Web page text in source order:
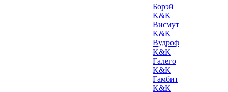
Борэй
K&K
Висмут
K&K
Вудроф
K&K
Галего
K&K
Гамбит
K&K